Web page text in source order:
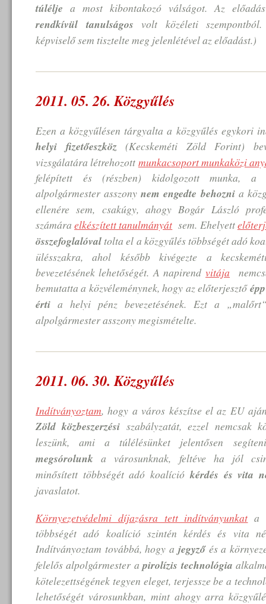
túlélje a most kibontakozó válságot. Az
rendkívül tanulságos volt közéleti
képviselő sem tisztelte meg jelenlétével az előadást.)
2011. 05. 26. Közgyűlés
Ezen a közgyűlésen tárgyalta a közgyűlés egykori
helyi fizetőeszköz(Kecskeméti Zöld Forint)
vizsgálatára létrehozott munkacsoport munkaközi
felépített és (részben) kidolgozott munka, a
alpolgármester asszonynem engedte behoznia
ellenére sem, csakúgy, ahogy Bogár László
számáraelkészített tanulmányát sem. Ehelyett
összefoglalóvaltolta el a közgyűlés többségét adó
ülésszakra, ahol később kivégezte a
bevezetésének lehetőségét. A napirend vitája
bemutatta a közvéleménynek, hogy az előterjesztő
érti a helyi pénz bevezetésének. Ezt a
alpolgármester asszony megismételte.
2011. 06. 30. Közgyűlés
Indítványoztam, hogy a város készítse el az EU
Zöld közbeszerzési szabályzatát, ezzel nemcsak
leszünk, ami a túlélésünket jelentősen
megsórolunk a városunknak, feltéve ha jól
minősített többségét adó koalíciókérdés és vita
javaslatot.
Környezetvédelmi díjazásra tett indítványunkat a
többségét adó koalíció szintén kérdés és vita
Indítványoztam továbbá, hogy a jegyzőés a
felelős alpolgármester apirolízis technológia
kötelezettségének tegyen eleget, terjessze be a
lehetőségét városunkban, mint ahogy arra